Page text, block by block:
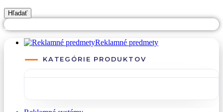
Hľadať
PREJSŤ NA DATREKLAMA.SK
Reklamné predmety
KATEGÓRIE PRODUKTOV